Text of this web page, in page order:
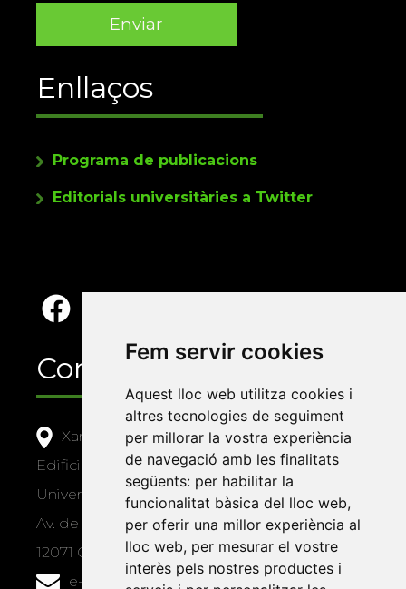
Fem servir cookies
Aquest lloc web utilitza cookies i
altres tecnologies de seguiment
per millorar la vostra experiència
de navegació amb les finalitats
següents: per habilitar la
funcionalitat bàsica del lloc web,
per oferir una millor experiència al
lloc web, per mesurar el vostre
interès pels nostres productes i
Enllaços
Programa de publicacions
Editorials universitàries a Twitter
Contacte
Xarxa Vives d'Universitats
Edifici Àgora
Universitat Jaume I, local 10
Av. de Vicent Sos Baynat, s/n
12071 Castelló de la Plana
e-buc@vives.org